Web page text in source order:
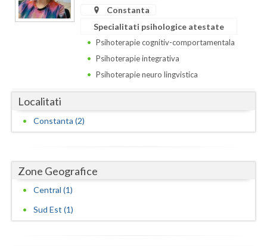
Dolj
Harghita
Hunedoara
Iasi
Constanta
Specialitati psihologice atestate
Psihoterapie cognitiv-comportamentala
Psihoterapie integrativa
Psihoterapie neuro lingvistica
Localitati
Constanta (2)
Zone Geografice
Central (1)
Sud Est (1)